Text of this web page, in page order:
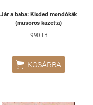
Jár a baba: Kisded mondókák
(műsoros kazetta)
990 Ft
 KOSÁRBA